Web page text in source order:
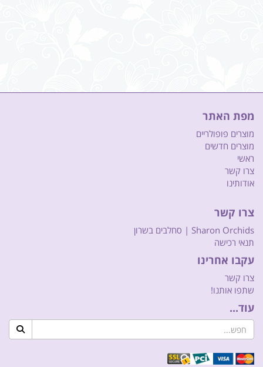
מפת האתר
מוצרים פופולריים
מוצרים חדשים
ראשי
צרו קשר
אודותינו
צרו קשר
Sharon Orchids | סחלבים בשרון
תנאי רכישה
עקבו אחרינו
צרו קשר
שתפו אותנו!
עוד...